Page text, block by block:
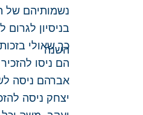
נשמותיהם של
בניסיון
כך שאולי
הם ניסו
אברהם ניסה
יצחק ניסה